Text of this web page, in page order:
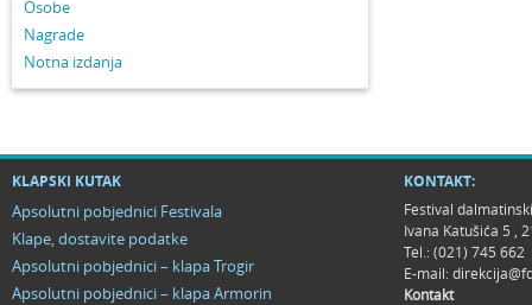
Osobe
Nagrade
Notna izdanja
KLAPSKI KUTAK
Apsolutni pobjednici Festivala
Klape, dostavite podatke
Apsolutni pobjednici – klapa Trogir
Apsolutni pobjednici – klapa Armorin
KONTAKT:
Festival
Ivana Katušića 5 ,
Tel.: (021) 745 662
E-mail:
Kontakt